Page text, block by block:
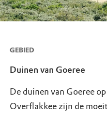
GEBIED
Duinen van Goeree
De duinen van Goeree
Overflakkee zijn de